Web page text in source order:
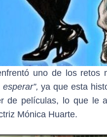
uno de los retos
ya que esta
de películas, lo que le
Mónica Huarte.